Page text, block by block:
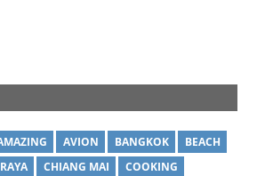
AVION BANGKOK
BEACH
CHIANG MAI
COOKING